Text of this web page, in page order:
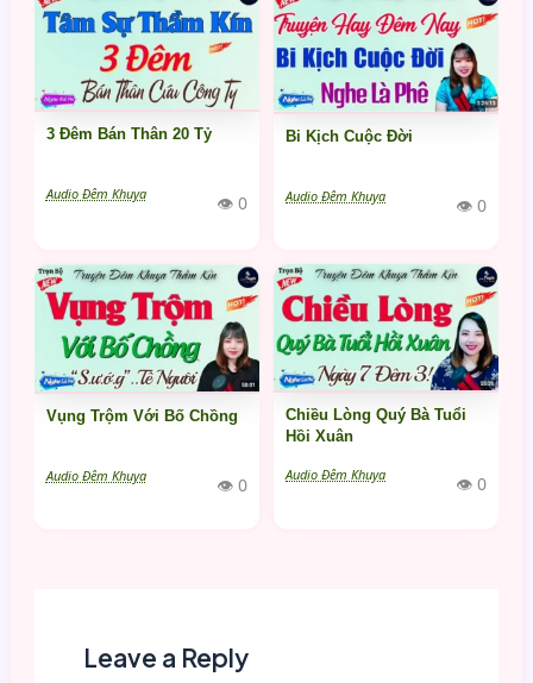
3 Đêm Bán Thân 20 Tỷ
Audio Đêm Khuya 👁 0
Bi Kịch Cuộc Đời
Audio Đêm Khuya 👁 0
Vụng Trộm Với Bố Chồng
Audio Đêm Khuya 👁 0
Chiều Lòng Quý Bà Tuổi
Hồi Xuân
Audio Đêm Khuya 👁 0
Leave a Reply